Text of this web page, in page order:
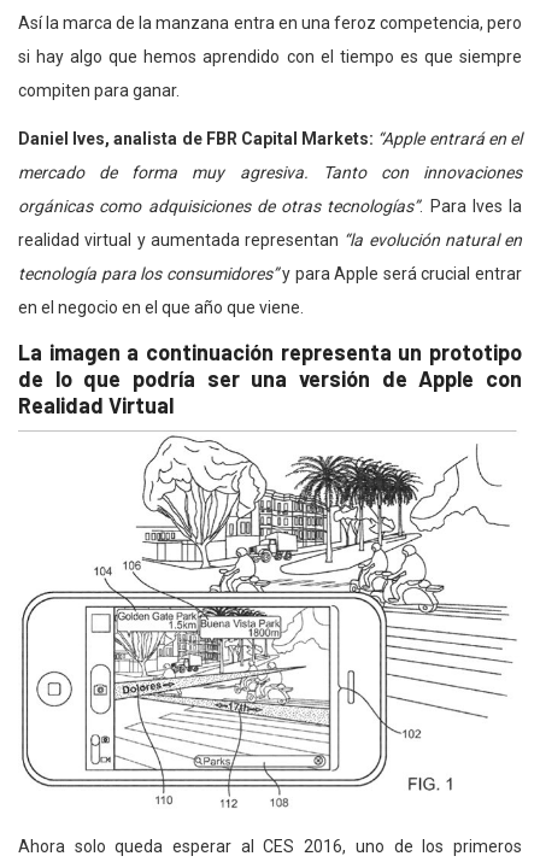
Así la marca de la manzana entra en una feroz competencia, pero
si hay algo que hemos aprendido con el tiempo es que siempre
compiten para ganar.
Daniel Ives, analista de FBR Capital Markets: “Apple entrará en el
mercado de forma muy agresiva. Tanto con innovaciones
orgánicas como adquisiciones de otras tecnologías”. Para Ives la
realidad virtual y aumentada representan “la evolución natural en
tecnología para los consumidores”y para Apple será crucial entrar
en el negocio en el que año que viene.
La imagen a continuación representa un prototipo
de lo que podría ser una versión de Apple con
Realidad Virtual
Ahora solo queda esperar al CES 2016, uno de los primeros